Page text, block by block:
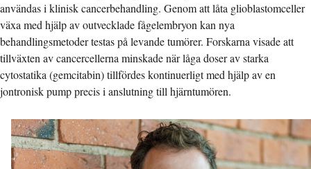
användas i klinisk cancerbehandling. Genom att låta glioblastomceller
växa med hjälp av outvecklade fågelembryon kan nya
behandlingsmetoder testas på levande tumörer. Forskarna visade att
tillväxten av cancercellerna minskade när låga doser av starka
cytostatika (gemcitabin) tillfördes kontinuerligt med hjälp av en
jontronisk pump precis i anslutning till hjärntumören.